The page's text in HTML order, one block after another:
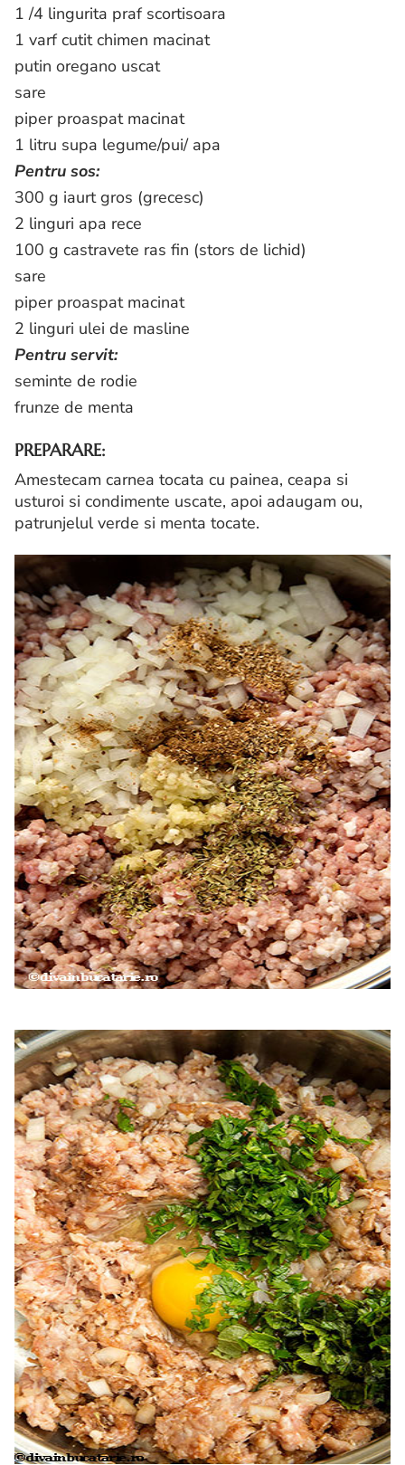
1 /4 lingurita praf scortisoara
1 varf cutit chimen macinat
putin oregano uscat
sare
piper proaspat macinat
1 litru supa legume/pui/ apa
Pentru sos:
300 g iaurt gros (grecesc)
2 linguri apa rece
100 g castravete ras fin (stors de lichid)
sare
piper proaspat macinat
2 linguri ulei de masline
Pentru servit:
seminte de rodie
frunze de menta
PREPARARE:
Amestecam carnea tocata cu painea, ceapa si
usturoi si condimente uscate, apoi adaugam ou,
patrunjelul verde si menta tocate.